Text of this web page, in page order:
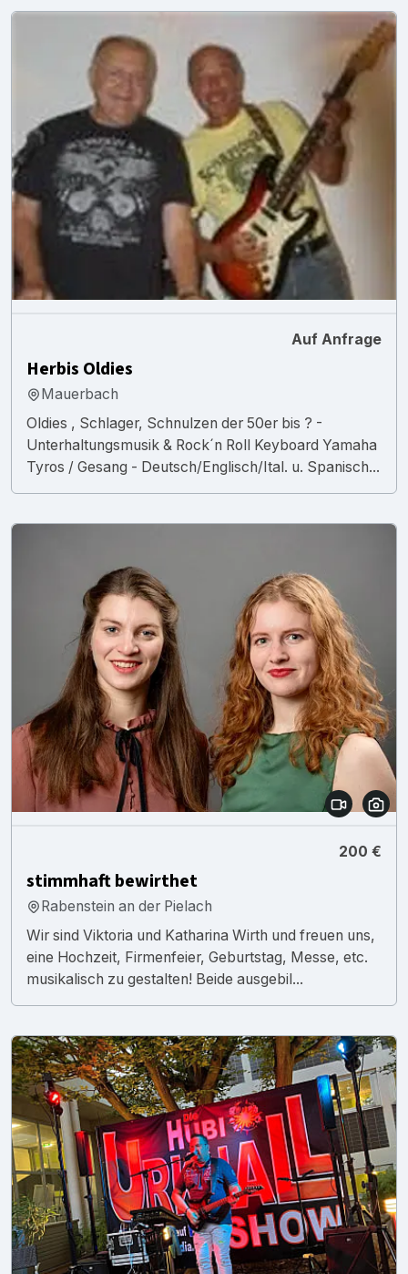
Auf Anfrage
Herbis Oldies
Mauerbach
Oldies , Schlager, Schnulzen der 50er bis ? -
Unterhaltungsmusik & Rock´n Roll Keyboard Yamaha
Tyros / Gesang - Deutsch/Englisch/Ital. u. Spanisch...
200 €
stimmhaft bewirthet
Rabenstein an der Pielach
Wir sind Viktoria und Katharina Wirth und freuen uns,
eine Hochzeit, Firmenfeier, Geburtstag, Messe, etc.
musikalisch zu gestalten! Beide ausgebil...